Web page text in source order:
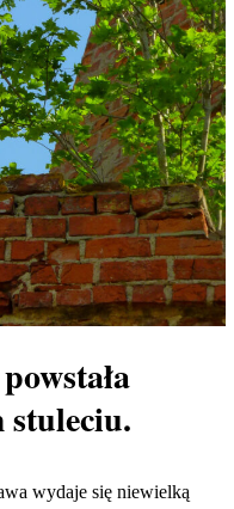
stuleciu.
wydaje się niewielką